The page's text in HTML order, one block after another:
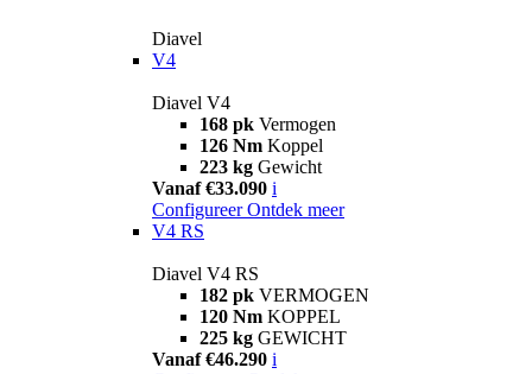
Diavel
V4
Diavel V4
168 pk Vermogen
126 Nm Koppel
223 kg Gewicht
Vanaf €33.090 i
Configureer Ontdek meer
V4 RS
Diavel V4 RS
182 pk VERMOGEN
120 Nm KOPPEL
225 kg GEWICHT
Vanaf €46.290 i